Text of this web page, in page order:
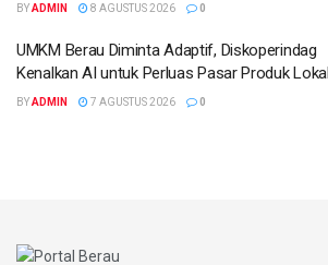
BYADMIN 8 AGUSTUS 2026 0
UMKM Berau Diminta Adaptif, Diskoperindag
Kenalkan AI untuk Perluas Pasar Produk Lokal
BYADMIN 7 AGUSTUS 2026 0